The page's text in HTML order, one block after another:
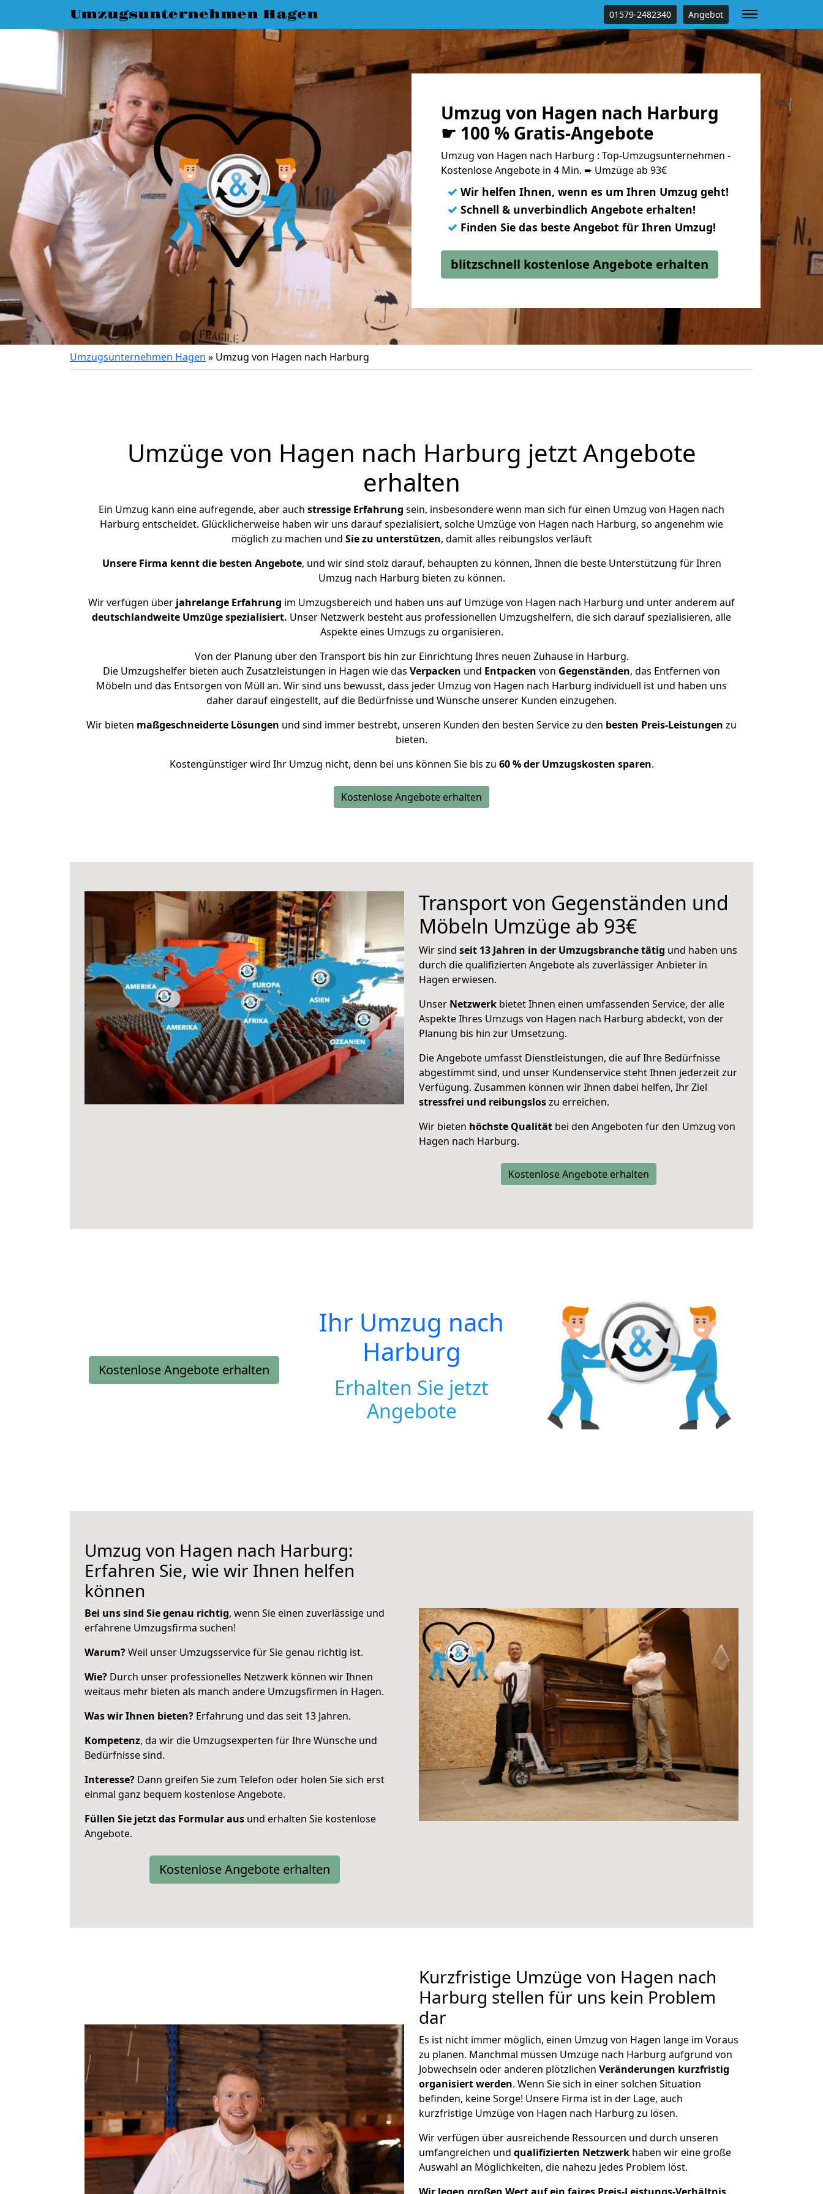
Umzugsunternehmen Hagen 01579-2482340 Angebot
Umzug von Hagen nach Harburg
☛ 100 % Gratis-Angebote
Umzug von Hagen nach Harburg : Top-Umzugsunternehmen -
Kostenlose Angebote in 4 Min. ➨ Umzüge ab 93€
✓ Wir helfen Ihnen, wenn es um Ihren Umzug geht!
✓ Schnell & unverbindlich Angebote erhalten!
✓ Finden Sie das beste Angebot für Ihren Umzug!
blitzschnell kostenlose Angebote erhalten
Umzugsunternehmen Hagen » Umzug von Hagen nach Harburg
Umzüge von Hagen nach Harburg jetzt Angebote
erhalten
Ein Umzug kann eine aufregende, aber auch stressige Erfahrung sein, insbesondere wenn man sich für einen Umzug von Hagen nach
Harburg entscheidet. Glücklicherweise haben wir uns darauf spezialisiert, solche Umzüge von Hagen nach Harburg, so angenehm wie
möglich zu machen und Sie zu unterstützen, damit alles reibungslos verläuft
Unsere Firma kennt die besten Angebote, und wir sind stolz darauf, behaupten zu können, Ihnen die beste Unterstützung für Ihren
Umzug nach Harburg bieten zu können.
Wir verfügen über jahrelange Erfahrung im Umzugsbereich und haben uns auf Umzüge von Hagen nach Harburg und unter anderem auf
deutschlandweite Umzüge spezialisiert. Unser Netzwerk besteht aus professionellen Umzugshelfern, die sich darauf spezialisieren, alle
Aspekte eines Umzugs zu organisieren.
Von der Planung über den Transport bis hin zur Einrichtung Ihres neuen Zuhause in Harburg.
Die Umzugshelfer bieten auch Zusatzleistungen in Hagen wie das Verpacken und Entpacken von Gegenständen, das Entfernen von
Möbeln und das Entsorgen von Müll an. Wir sind uns bewusst, dass jeder Umzug von Hagen nach Harburg individuell ist und haben uns
daher darauf eingestellt, auf die Bedürfnisse und Wünsche unserer Kunden einzugehen.
Wir bieten maßgeschneiderte Lösungen und sind immer bestrebt, unseren Kunden den besten Service zu den besten Preis-Leistungen zu
bieten.
Kostengünstiger wird Ihr Umzug nicht, denn bei uns können Sie bis zu 60 % der Umzugskosten sparen.
Kostenlose Angebote erhalten
Transport von Gegenständen und
Möbeln Umzüge ab 93€
Wir sind seit 13 Jahren in der Umzugsbranche tätig und haben uns
durch die qualifizierten Angebote als zuverlässiger Anbieter in
Hagen erwiesen.
Unser Netzwerk bietet Ihnen einen umfassenden Service, der alle
Aspekte Ihres Umzugs von Hagen nach Harburg abdeckt, von der
Planung bis hin zur Umsetzung.
Die Angebote umfasst Dienstleistungen, die auf Ihre Bedürfnisse
abgestimmt sind, und unser Kundenservice steht Ihnen jederzeit zur
Verfügung. Zusammen können wir Ihnen dabei helfen, Ihr Ziel
stressfrei und reibungsloszu erreichen.
Wir bieten höchste Qualität bei den Angeboten für den Umzug von
Hagen nach Harburg.
Kostenlose Angebote erhalten
Kostenlose Angebote erhalten
Ihr Umzug nach
Harburg
Erhalten Sie jetzt
Angebote
Umzug von Hagen nach Harburg:
Erfahren Sie, wie wir Ihnen helfen
können
Bei uns sind Sie genau richtig, wenn Sie einen zuverlässige und
erfahrene Umzugsfirma suchen!
Warum?Weil unser Umzugsservice für Sie genau richtig ist.
Wie? Durch unser professionelles Netzwerk können wir Ihnen
weitaus mehr bieten als manch andere Umzugsfirmen in Hagen.
Was wir Ihnen bieten? Erfahrung und das seit 13 Jahren.
Kompetenz, da wir die Umzugsexperten für Ihre Wünsche und
Bedürfnisse sind.
Interesse? Dann greifen Sie zum Telefon oder holen Sie sich erst
einmal ganz bequem kostenlose Angebote.
Füllen Sie jetzt das Formular aus und erhalten Sie kostenlose
Angebote.
Kostenlose Angebote erhalten
Kurzfristige Umzüge von Hagen nach
Harburg stellen für uns kein Problem
dar
Es ist nicht immer möglich, einen Umzug von Hagen lange im Voraus
zu planen. Manchmal müssen Umzüge nach Harburg aufgrund von
Jobwechseln oder anderen plötzlichen Veränderungen kurzfristig
organisiert werden. Wenn Sie sich in einer solchen Situation
befinden, keine Sorge! Unsere Firma ist in der Lage, auch
kurzfristige Umzüge von Hagen nach Harburg zu lösen.
Wir verfügen über ausreichende Ressourcen und durch unseren
umfangreichen und qualifizierten Netzwerk haben wir eine große
Auswahl an Möglichkeiten, die nahezu jedes Problem löst.